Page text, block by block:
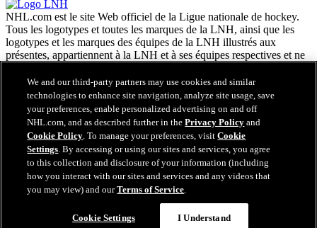
NHL.com est le site Web officiel de la Ligue nationale de hockey.
Tous les logotypes et toutes les marques de la LNH, ainsi que les
logotypes et les marques des équipes de la LNH illustrés aux
présentes, appartiennent à la LNH et à ses équipes respectives et ne
Enterprises, L.P. © LNH 2026. Tous droits réservés. Tous les
chandails d'équipe de la LNH personnalisés avec les noms des
joueurs de la LNH et leurs numéros sont officiellement sous license
de la LNH et de l'AJLNH. Le mot servant de marque Zamboni et la
configuration de la surfaceuse Zamboni sont des marques de
commerce déposées de Frank J. Zamboni & Co., Inc. © Frank J.
Zamboni & Co., Inc. 2026. Tous droits réservés. Toute autre marque
déposée ou tout droit d'auteur d'une tierce partie sont la propriété de
leurs auteurs respectifs. Tous droits réservés.
We and our third-party partners may use cookies and similar
technologies to enhance site navigation, analyze site usage, save
your preferences, enable personalized advertising on and off
NHL.com, and as described further in thePrivacy Policy and
Cookie Policy. To manage your preferences, visitCookie
Settings. By accessing or using our sites and services, you agree
to this collection and disclosure of your information (including
how you interact with our sites and services and any videos that
you may view) and ourTerms of Service.
Cookie Settings I Understand